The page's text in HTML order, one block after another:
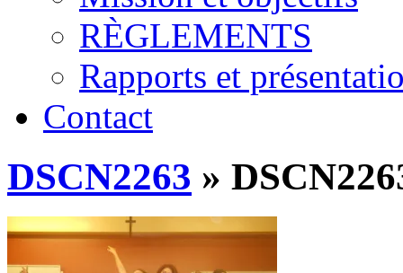
RÈGLEMENTS
Rapports et
Contact
DSCN2263 »